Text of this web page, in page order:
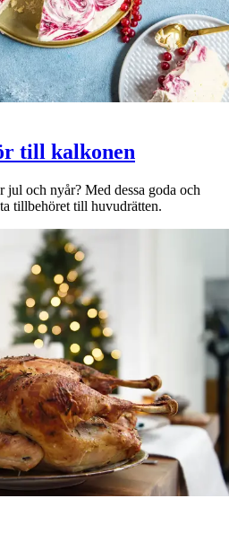
till kalkonen
jul och nyår? Med dessa goda och
tillbehöret till huvudrätten.